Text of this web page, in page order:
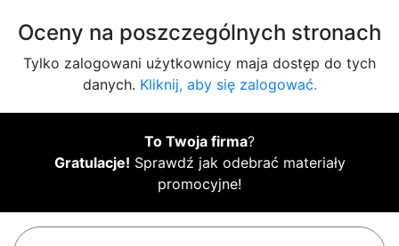
Oceny na poszczególnych stronach
Tylko zalogowani użytkownicy maja dostęp do tych
danych. Kliknij, aby się zalogować.
To Twoja firma?
Gratulacje! Sprawdź jak odebrać materiały
promocyjne!